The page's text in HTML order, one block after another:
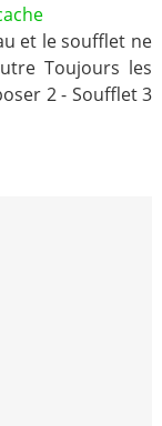
et le soufflet ne
Toujours les
2 - Soufflet 3